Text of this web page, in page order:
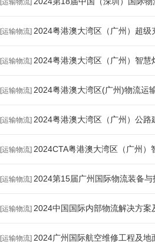
[运输物流]
[运输物流] 2024粤港澳大湾区（广州）超级
[运输物流] 2024粤港澳大湾区（广州）智慧
[运输物流] 2024粤港澳大湾区(广州)物流运
[运输物流] 2024粤港澳大湾区（广州）公路
[运输物流] 2024CTA粤港澳大湾区（广州）
[运输物流] 2024第15届广州国际物流装备
[运输物流] 2024中国国际内部物流解决方案
[运输物流] 2024广州国际航空维修工程及地